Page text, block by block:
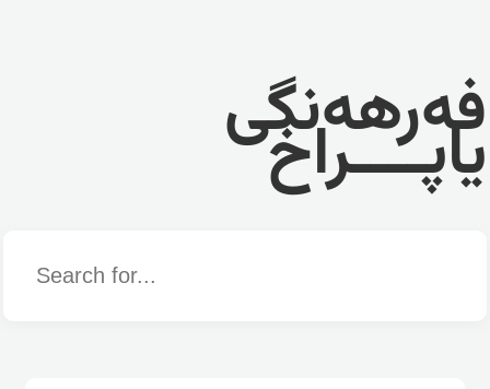
فەرهەنگی
یاپــــراخ
Word